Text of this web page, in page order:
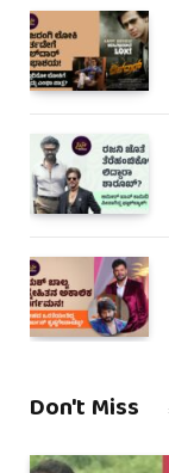
Don't Miss